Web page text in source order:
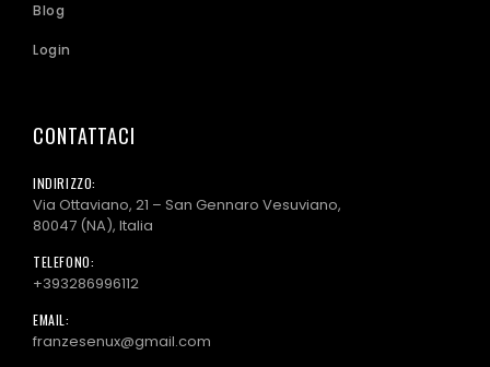
Blog
Login
CONTATTACI
INDIRIZZO:
Via Ottaviano, 21 – San Gennaro Vesuviano,
80047 (NA), Italia
TELEFONO:
+393286996112
EMAIL:
franzesenux@gmail.com